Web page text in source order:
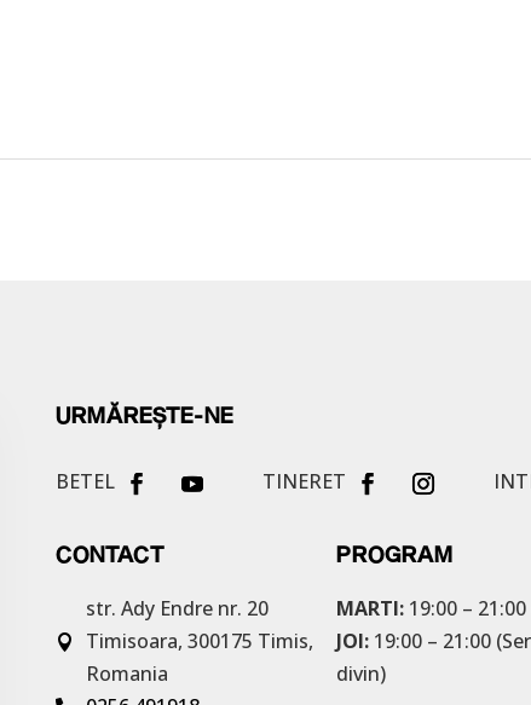
URMĂREȘTE-NE
BETEL TINERET
CONTACT

str. Ady Endre nr. 20
Timisoara, 300175 Timis,
Romania
PROGRAM
MARTI: 19:00 –
JOI: 19:00 – 21:00
divin)